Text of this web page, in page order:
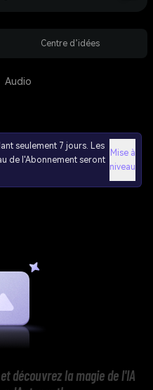
Centre d’idées
Audio
seulement 7 jours. Les
de l'Abonnement seront
Mise à
niveau
découvrez la magie de l'IA